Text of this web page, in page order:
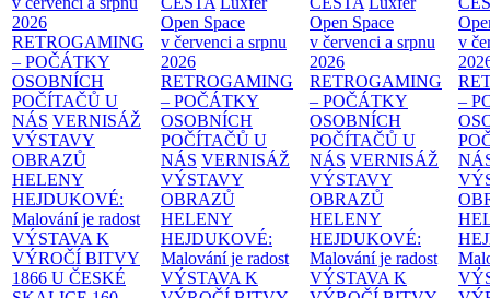
2026
RETROGAMING
– POČÁTKY
OSOBNÍCH
POČÍTAČŮ U
NÁS VERNISÁŽ
VÝSTAVY
OBRAZŮ
HELENY
HEJDUKOVÉ:
Malování je radost
VÝSTAVA K
VÝROČÍ BITVY
1866 U ČESKÉ
Open Space
v červenci a srpnu
2026
RETROGAMING
– POČÁTKY
OSOBNÍCH
POČÍTAČŮ U
NÁS VERNISÁŽ
VÝSTAVY
OBRAZŮ
HELENY
HEJDUKOVÉ:
Malování je radost
VÝSTAVA K
Open Space
v červenci a srpnu
2026
RETROGAMING
– POČÁTKY
OSOBNÍCH
POČÍTAČŮ U
NÁS VERNISÁŽ
VÝSTAVY
OBRAZŮ
HELENY
HEJDUKOVÉ:
Malování je radost
VÝSTAVA K
v
–